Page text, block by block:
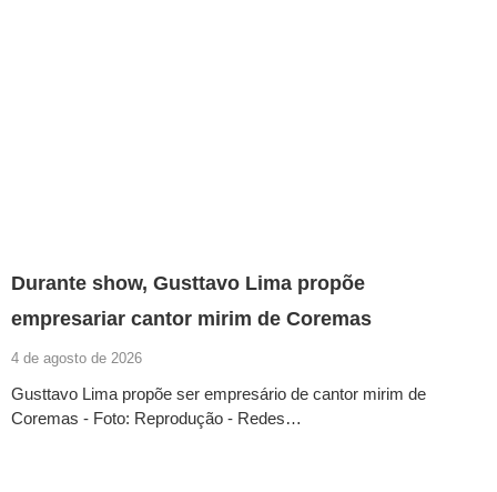
Durante show, Gusttavo Lima propõe
empresariar cantor mirim de Coremas
4 de agosto de 2026
Gusttavo Lima propõe ser empresário de cantor mirim de
Coremas - Foto: Reprodução - Redes…